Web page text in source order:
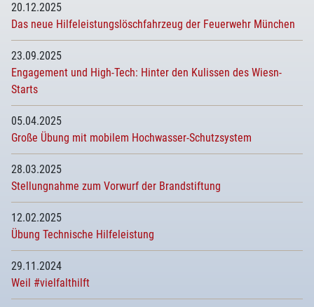
20.12.2025
Das neue Hilfeleistungslöschfahrzeug der Feuerwehr München
23.09.2025
Engagement und High-Tech: Hinter den Kulissen des Wiesn-
Starts
05.04.2025
Große Übung mit mobilem Hochwasser-Schutzsystem
28.03.2025
Stellungnahme zum Vorwurf der Brandstiftung
12.02.2025
Übung Technische Hilfeleistung
29.11.2024
Weil #vielfalthilft